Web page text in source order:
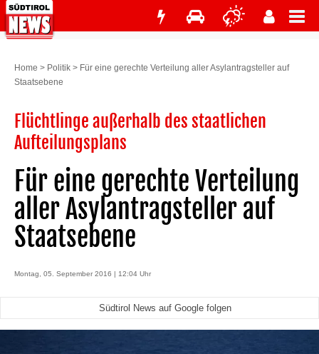
Home > Politik > Für eine gerechte Verteilung aller Asylantragsteller auf
Staatsebene
Flüchtlinge außerhalb des staatlichen
Aufteilungsplans
Für eine gerechte Verteilung
aller Asylantragsteller auf
Staatsebene
Montag, 05. September 2016 | 12:04 Uhr
Südtirol News auf Google folgen